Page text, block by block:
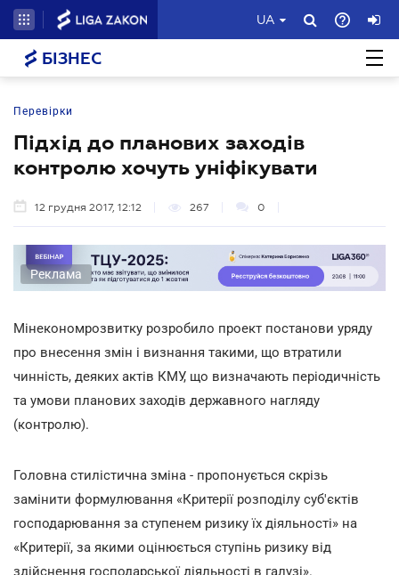
UA
БІЗНЕС
Перевірки
Підхід до планових заходів
контролю хочуть уніфікувати
12 грудня 2017, 12:12 267 0
Реклама
Мінекономрозвитку розробило проект постанови уряду
про внесення змін і визнання такими, що втратили
чинність, деяких актів КМУ, що визначають періодичність
та умови планових заходів державного нагляду
(контролю).
Головна стилістична зміна - пропонується скрізь
замінити формулювання «Критерії розподілу суб'єктів
господарювання за ступенем ризику їх діяльності» на
«Критерії, за якими оцінюється ступінь ризику від
здійснення господарської діяльності в галузі».